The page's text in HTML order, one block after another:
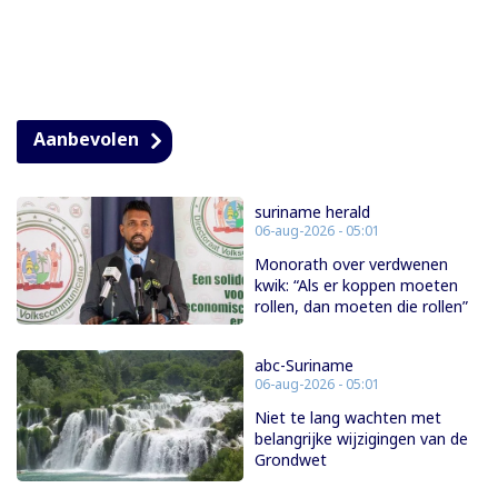
Aanbevolen
suriname herald
06-aug-2026 - 05:01
Monorath over verdwenen
kwik: “Als er koppen moeten
rollen, dan moeten die rollen”
abc-Suriname
06-aug-2026 - 05:01
Niet te lang wachten met
belangrijke wijzigingen van de
Grondwet